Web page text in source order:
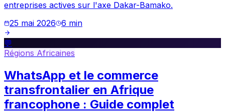
entreprises actives sur l'axe Dakar-Bamako.
25 mai 2026 6 min
💬
Régions Africaines
WhatsApp et le commerce
transfrontalier en Afrique
francophone : Guide complet